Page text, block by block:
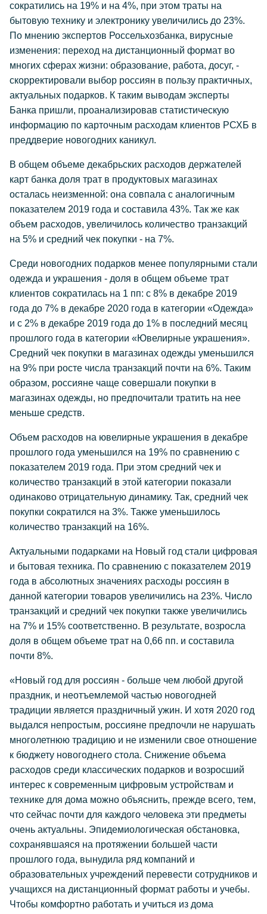
сократились на 19% и на 4%, при этом траты на
бытовую технику и электронику увеличились до 23%.
По мнению экспертов Россельхозбанка, вирусные
изменения: переход на дистанционный формат во
многих сферах жизни: образование, работа, досуг, -
скорректировали выбор россиян в пользу практичных,
актуальных подарков. К таким выводам эксперты
Банка пришли, проанализировав статистическую
информацию по карточным расходам клиентов РСХБ в
преддверие новогодних каникул.
В общем объеме декабрьских расходов держателей
карт банка доля трат в продуктовых магазинах
осталась неизменной: она совпала с аналогичным
показателем 2019 года и составила 43%. Так же как
объем расходов, увеличилось количество транзакций
на 5% и средний чек покупки - на 7%.
Среди новогодних подарков менее популярными стали
одежда и украшения - доля в общем объеме трат
клиентов сократилась на 1 пп: с 8% в декабре 2019
года до 7% в декабре 2020 года в категории «Одежда»
и с 2% в декабре 2019 года до 1% в последний месяц
прошлого года в категории «Ювелирные украшения».
Средний чек покупки в магазинах одежды уменьшился
на 9% при росте числа транзакций почти на 6%. Таким
образом, россияне чаще совершали покупки в
магазинах одежды, но предпочитали тратить на нее
меньше средств.
Объем расходов на ювелирные украшения в декабре
прошлого года уменьшился на 19% по сравнению с
показателем 2019 года. При этом средний чек и
количество транзакций в этой категории показали
одинаково отрицательную динамику. Так, средний чек
покупки сократился на 3%. Также уменьшилось
количество транзакций на 16%.
Актуальными подарками на Новый год стали цифровая
и бытовая техника. По сравнению с показателем 2019
года в абсолютных значениях расходы россиян в
данной категории товаров увеличились на 23%. Число
транзакций и средний чек покупки также увеличились
на 7% и 15% соответственно. В результате, возросла
доля в общем объеме трат на 0,66 пп. и составила
почти 8%.
«Новый год для россиян - больше чем любой другой
праздник, и неотъемлемой частью новогодней
традиции является праздничный ужин. И хотя 2020 год
выдался непростым, россияне предпочли не нарушать
многолетнюю традицию и не изменили свое отношение
к бюджету новогоднего стола. Снижение объема
расходов среди классических подарков и возросший
интерес к современным цифровым устройствам и
технике для дома можно объяснить, прежде всего, тем,
что сейчас почти для каждого человека эти предметы
очень актуальны. Эпидемиологическая обстановка,
сохранявшаяся на протяжении большей части
прошлого года, вынудила ряд компаний и
образовательных учреждений перевести сотрудников и
учащихся на дистанционный формат работы и учебы.
Чтобы комфортно работать и учиться из дома